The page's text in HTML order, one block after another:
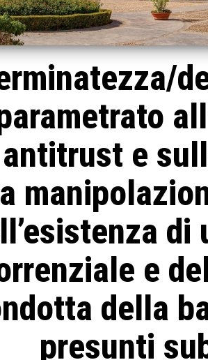
e
di
e
della
presunti